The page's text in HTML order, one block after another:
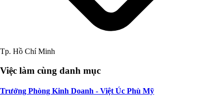
Tp. Hồ Chí Minh
Việc làm cùng danh mục
Trưởng Phòng Kinh Doanh - Việt Úc Phù Mỹ